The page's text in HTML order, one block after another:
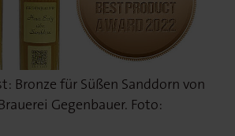
Bronze für Süßen Sanddorn von
Gegenbauer. Foto: